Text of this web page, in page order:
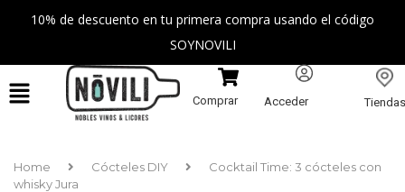
10% de descuento en tu primera compra usando el código
SOYNOVILI
Comprar Acceder Tiendas
Home Cócteles DIY
Cocktail Time: 3 cócteles con
whisky Jura